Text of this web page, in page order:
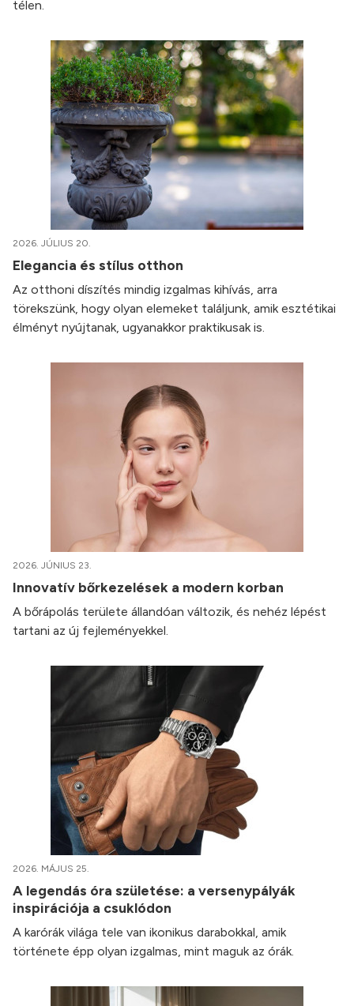
télen.
2026. JÚLIUS 20.
Elegancia és stílus otthon
Az otthoni díszítés mindig izgalmas kihívás, arra
törekszünk, hogy olyan elemeket találjunk, amik esztétikai
élményt nyújtanak, ugyanakkor praktikusak is.
2026. JÚNIUS 23.
Innovatív bőrkezelések a modern korban
A bőrápolás területe állandóan változik, és nehéz lépést
tartani az új fejleményekkel.
2026. MÁJUS 25.
A legendás óra születése: a versenypályák
inspirációja a csuklódon
A karórák világa tele van ikonikus darabokkal, amik
története épp olyan izgalmas, mint maguk az órák.